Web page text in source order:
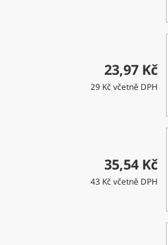
23,97 Kč
29 Kč včetně DPH
35,54 Kč
43 Kč včetně DPH